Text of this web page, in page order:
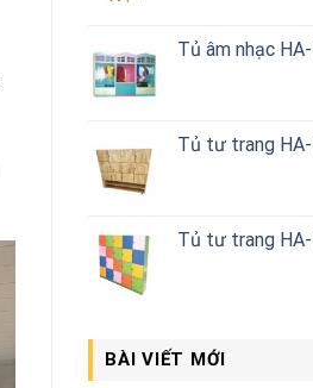
Tủ âm nhạc
Tủ tư trang
Tủ tư trang
BÀI VIẾT MỚI